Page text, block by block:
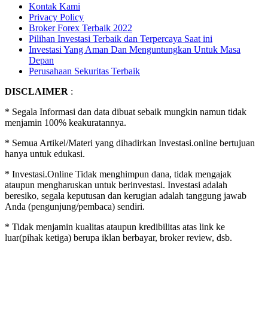
Kontak Kami
Privacy Policy
Broker Forex Terbaik 2022
Pilihan Investasi Terbaik dan Terpercaya Saat ini
Investasi Yang Aman Dan Menguntungkan Untuk Masa
Depan
Perusahaan Sekuritas Terbaik
DISCLAIMER :
* Segala Informasi dan data dibuat sebaik mungkin namun tidak
menjamin 100% keakuratannya.
* Semua Artikel/Materi yang dihadirkan Investasi.online bertujuan
hanya untuk edukasi.
* Investasi.Online Tidak menghimpun dana, tidak mengajak
ataupun mengharuskan untuk berinvestasi. Investasi adalah
beresiko, segala keputusan dan kerugian adalah tanggung jawab
Anda (pengunjung/pembaca) sendiri.
* Tidak menjamin kualitas ataupun kredibilitas atas link ke
luar(pihak ketiga) berupa iklan berbayar, broker review, dsb.